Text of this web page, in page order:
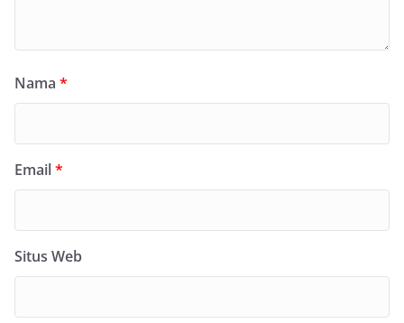
Nama *
Email*
Situs Web